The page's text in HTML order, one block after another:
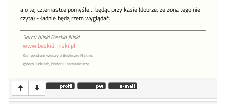
a o tej czternastce pomyśle... będąc przy kasie (dobrze, że żona tego nie
czyta) - ładnie będą rzem wyglądać.
Sercu bliski Beskid Niski.
www.beskid-niski.pl
Kompendium wiedzy o Beskidzie Niskim,
górach, ludziach, historii i architekturze.